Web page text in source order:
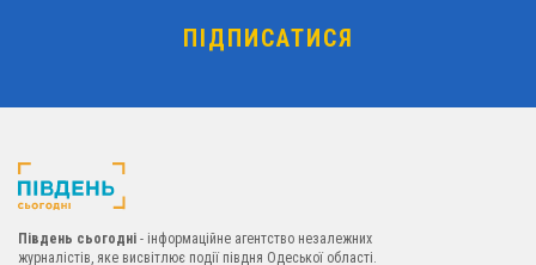
Південь сьогодні - інформаційне агентство незалежних
журналістів, яке висвітлює події півдня Одеської області.